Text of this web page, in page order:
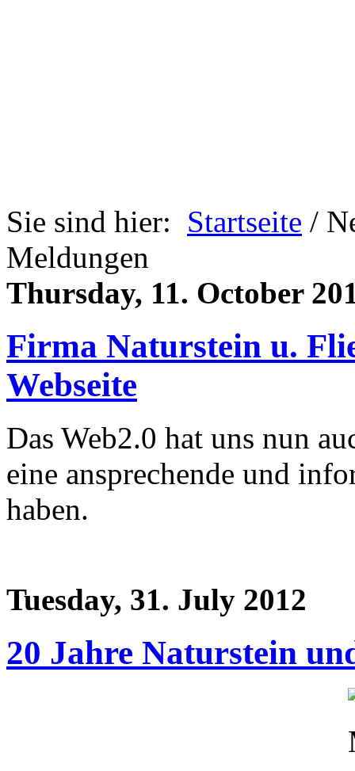
Sie sind hier: Startseite /
Meldungen
Thursday, 11. October
Firma Naturstein u.
Webseite
Das Web2.0 hat uns nun
eine ansprechende und
haben.
Tuesday, 31. July 2012
20 Jahre Naturstein